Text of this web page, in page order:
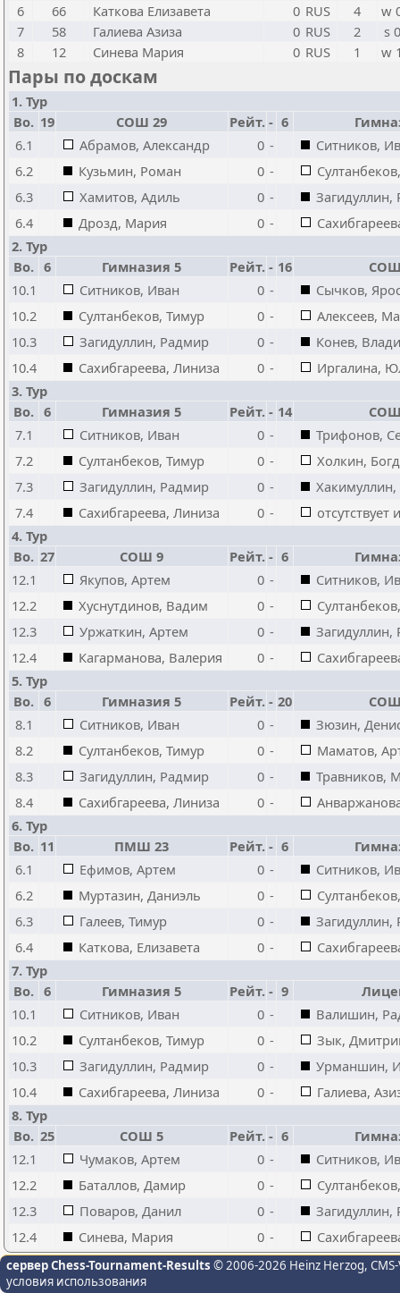
6
66 Каткова Елизавета 0 RUS 4
w
7
58 Галиева Азиза 0 RUS 2
s 0
8
12 Синева Мария 0 RUS 1 w
Пары по доскам
1. Тур
Bo. 19 СОШ 29 Рейт. - 6
6.1
Абрамов, Александр 0 -
Ситников,
6.2
Кузьмин, Роман 0 -
6.3
Хамитов, Адиль 0 -
Загидуллин,
6.4
Дрозд, Мария 0 -
2. Тур
Bo. 6 Гимназия 5 Рейт. - 16
10.1
Ситников, Иван 0 -
Сычков,
10.2
Султанбеков, Тимур 0 -
Алексеев,
10.3
Загидуллин, Радмир 0 -
Конев,
10.4
Сахибгареева, Линиза 0 -
Иргалина,
3. Тур
Bo. 6 Гимназия 5 Рейт. - 14
7.1
Ситников, Иван 0 -
Трифонов,
7.2
Султанбеков, Тимур 0 -
Холкин,
7.3
Загидуллин, Радмир 0 -
7.4
Сахибгареева, Линиза 0 -
отсутствует
4. Тур
Bo. 27 СОШ 9 Рейт. - 6
12.1
Якупов, Артем 0 -
Ситников,
12.2
Хуснутдинов, Вадим 0 -
12.3
Уржаткин, Артем 0 -
Загидуллин,
12.4
Кагарманова, Валерия 0 -
5. Тур
Bo. 6 Гимназия 5 Рейт. - 20
8.1
Ситников, Иван 0 -
Зюзин,
8.2
Султанбеков, Тимур 0 -
Маматов,
8.3
Загидуллин, Радмир 0 -
Травников,
8.4
Сахибгареева, Линиза 0 -
6. Тур
Bo. 11 ПМШ 23 Рейт. - 6
6.1
Ефимов, Артем 0 -
Ситников,
6.2
Муртазин, Даниэль 0 -
6.3
Галеев, Тимур 0 -
Загидуллин,
6.4
Каткова, Елизавета 0 -
7. Тур
Bo. 6 Гимназия 5 Рейт. - 9
10.1
Ситников, Иван 0 -
Валишин,
10.2
Султанбеков, Тимур 0 -
Зык,
10.3
Загидуллин, Радмир 0 -
Урманшин,
10.4
Сахибгареева, Линиза 0 -
Галиева,
8. Тур
Bo. 25 СОШ 5 Рейт. - 6
12.1
Чумаков, Артем 0 -
Ситников,
12.2
Баталлов, Дамир 0 -
12.3
Поваров, Данил 0 -
Загидуллин,
12.4
Синева, Мария 0 -
сервер Chess-Tournament-Results © 2006-2026 Heinz Herzog,
условия использования